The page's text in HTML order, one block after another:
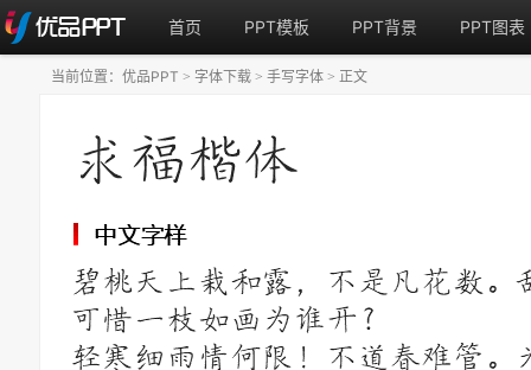
首页 PPT模板 PPT背景 PPT图表
当前位置： 优品PPT > 字体下载 > 手写字体 > 正文